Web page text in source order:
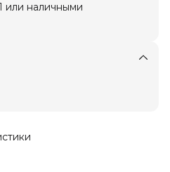
или наличными